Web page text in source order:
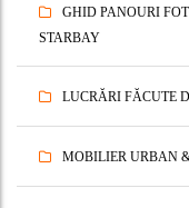
GHID PANOURI
STARBAY
LUCRĂRI FĂCUTE
MOBILIER URBAN